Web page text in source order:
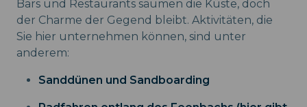
Bars und Restaurants säumen die Küste, doch
der Charme der Gegend bleibt. Aktivitäten, die
Sie hier unternehmen können, sind unter
anderem:
Sanddünen und Sandboarding